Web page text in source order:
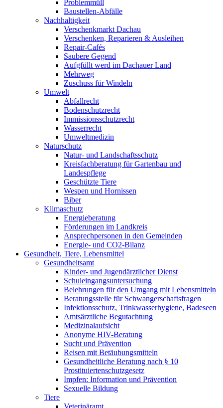
Problemmüll
Baustellen-Abfälle
Nachhaltigkeit
Verschenkmarkt Dachau
Verschenken, Reparieren & Ausleihen
Repair-Cafés
Saubere Gegend
Aufgfüllt werd im Dachauer Land
Mehrweg
Zuschuss für Windeln
Umwelt
Abfallrecht
Bodenschutzrecht
Immissionsschutzrecht
Wasserrecht
Umweltmedizin
Naturschutz
Natur- und Landschaftsschutz
Kreisfachberatung für Gartenbau und
Landespflege
Geschützte Tiere
Wespen und Hornissen
Biber
Klimaschutz
Energieberatung
Förderungen im Landkreis
Ansprechpersonen in den Gemeinden
Energie- und CO2-Bilanz
Gesundheit, Tiere, Lebensmittel
Gesundheitsamt
Kinder- und Jugendärztlicher Dienst
Schuleingangsuntersuchung
Belehrungen für den Umgang mit Lebensmitteln
Beratungsstelle für Schwangerschaftsfragen
Infektionsschutz, Trinkwasserhygiene, Badeseen
Amtsärztliche Begutachtung
Medizinalaufsicht
Anonyme HIV-Beratung
Sucht und Prävention
Reisen mit Betäubungsmitteln
Gesundheitliche Beratung nach § 10
Prostituiertenschutzgesetz
Impfen: Information und Prävention
Sexuelle Bildung
Tiere
Veterinäramt